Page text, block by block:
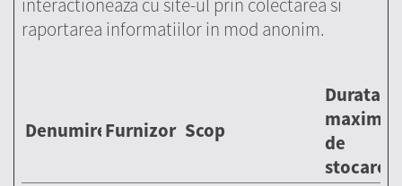
interactioneaza cu site-ul prin colectarea si
raportarea informatiilor in mod anonim.
DenumireFurnizor Scop
Durata
maximă
de
stocare